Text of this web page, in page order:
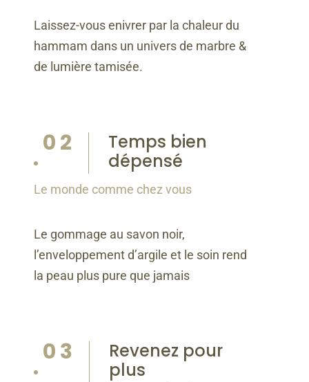
Laissez-vous enivrer par la chaleur du
hammam dans un univers de marbre &
de lumière tamisée.
Temps bien
dépensé
Le monde comme chez vous
Le gommage au savon noir,
l’enveloppement d’argile et le soin rend
la peau plus pure que jamais
Revenez pour
plus